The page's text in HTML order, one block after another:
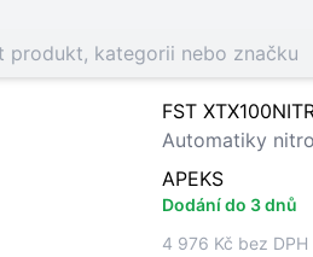
FST
Automatiky
APEKS
Dodání do 3 dnů
4 976 Kč bez DPH